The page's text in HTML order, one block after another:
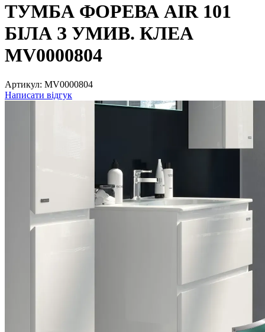
ТУМБА ФОРЕВА AIR 101
БІЛА З УМИВ. КЛЕА
MV0000804
Артикул: MV0000804
Написати відгук